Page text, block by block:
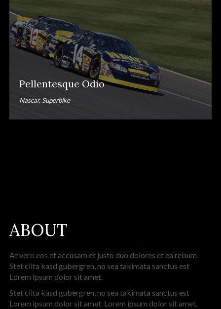
Pellentesque Odio
Nascar, Superbike
ABOUT
At vero eos et accusam et justo duo dolores et ea rebum.
Stet clita kasd gubergren, no sea takimata sanctus est
Lorem ipsum dolor sit amet.
Stet clita kasd gubergren, no sea takimata sanctus est
Lorem ipsum dolor sit amet. Lorem ipsum dolor sit amet,